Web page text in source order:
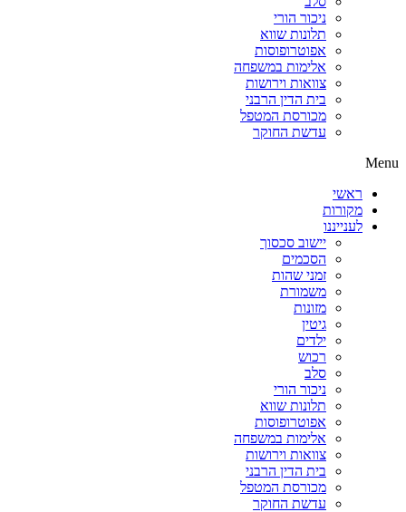
ניכור הורי
תלונות שווא
אפוטרופוסות
אלימות במשפחה
צוואות וירושות
בית הדין הרבני
מכורסת המטפל
עדשת החוקר
Menu
ראשי
מקורות
לענייננו
יישוב סכסוך
הסכמים
זמני שהות
משמורת
מזונות
גיטין
ילדים
רכוש
סלב
ניכור הורי
תלונות שווא
אפוטרופוסות
אלימות במשפחה
צוואות וירושות
בית הדין הרבני
מכורסת המטפל
עדשת החוקר